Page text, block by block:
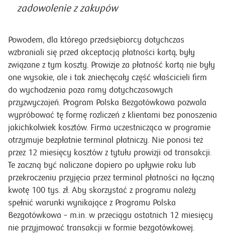
zadowolenie z zakupów
Powodem, dla którego przedsiębiorcy dotychczas
wzbraniali się przed akceptacją płatności kartą, były
związane z tym koszty. Prowizje za płatność kartą nie były
one wysokie, ale i tak zniechęcały część właścicieli firm
do wychodzenia poza ramy dotychczasowych
przyzwyczajeń. Program Polska Bezgotówkowa pozwala
wypróbować tę formę rozliczeń z klientami bez ponoszenia
jakichkolwiek kosztów. Firma uczestnicząca w programie
otrzymuje bezpłatnie terminal płatniczy. Nie ponosi też
przez 12 miesięcy kosztów z tytułu prowizji od transakcji.
Te zaczną być naliczane dopiero po upływie roku lub
przekroczeniu przyjęcia przez terminal płatności na łączną
kwotę 100 tys. zł. Aby skorzystać z programu należy
spełnić warunki wynikające z Programu Polska
Bezgotówkowa – m.in. w przeciągu ostatnich 12 miesięcy
nie przyjmować transakcji w formie bezgotówkowej.